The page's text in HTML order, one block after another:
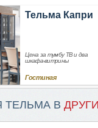
Тельма Капри
Цена за тумбу ТВ и два
шкафа-витрины
Гостиная
ТЕЛЬМА В